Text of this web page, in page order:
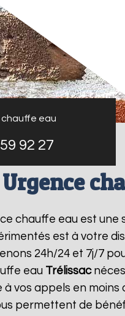
eau
92 27
Urgence
chauffe eau est
est à votre
24h/24 et 7j/7
eau Trélissac
vos appels en
permettent de